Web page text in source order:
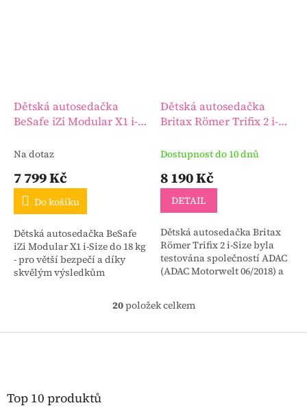
Dětská autosedačka
BeSafe iZi Modular X1 i-
Na dotaz
7 799 Kč
Do košíku
Dětská autosedačka BeSafe
iZi Modular X1 i-Size do 18 kg
- pro větší bezpečí a díky
skvělým výsledkům
Dětská autosedačka
Britax Römer Trifix 2 i-
Dostupnost do 10 dnů
8 190 Kč
DETAIL
Dětská autosedačka Britax
Römer Trifix 2 i-Size byla
testována společností ADAC
(ADAC Motorwelt 06/2018) a
4 let | 76 -...
O
l
20položek celkem
Z
Top 10 produktů